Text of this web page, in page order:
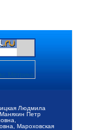
Людмила
Петр
Мароховская